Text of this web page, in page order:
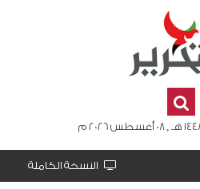
النسخة الكاملة